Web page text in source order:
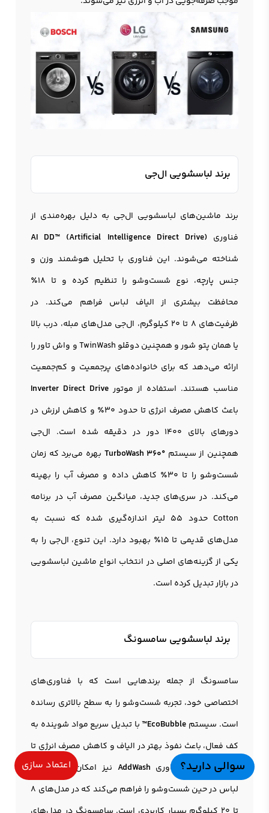
برند لباسشویی ال‌جی
برند ماشین‌های لباسشویی ال‌جی به دلیل بهره‌مندی از
فناوریAI DD™ (Artificial Intelligence Direct Drive)
شناخته می‌شوند. این فناوری با تحلیل هوشمند وزن و
جنس پارچه، نوع شست‌وشو را تنظیم کرده و تا ۱۸٪
محافظت بیشتری از الیاف لباس فراهم می‌کند. در
ظرفیت‌های ۸ تا ۲۰ کیلوگرم، ال‌جی مدل‌های مبله، درب بالا
یا همان پتو شور و همچنین دوقلو TwinWash و واش تاور را
ارائه می‌دهد که برای خانواده‌های پرجمعیت و کم‌جمعیت
مناسب هستند. استفاده از موتورInverter Direct Drive
باعث کاهش مصرف انرژی تا حدود ۳۰٪ و کاهش لرزش در
دورهای بالای ۱۴۰۰ دور در دقیقه شده است. ال‌جی
همچنین از سیستم TurboWash 360° بهره می‌برد که زمان
شست‌وشو را تا ۳۰٪ کاهش داده و مصرف آب را بهینه
می‌کند. در سری‌های جدید، میانگین مصرف آب در برنامه
Cotton حدود ۵۵ لیتر اندازه‌گیری شده که نسبت به
مدل‌های قدیمی تا ۱۵٪ بهبود دارد. این تنوع، ال‌جی را به
یکی از گزینه‌های اصلی در انتخاب انواع ماشین لباسشویی
در بازار تبدیل کرده است.
برند لباسشویی سامسونگ
سامسونگ از جمله برندهایی است که با فناوری‌های
اختصاصی خود، تجربه شست‌وشو را به سطح بالاتری رسانده
است. سیستم EcoBubble™ با تبدیل سریع مواد شوینده به
کف فعال، باعث نفوذ بهتر در الیاف و کاهش مصرف انرژی تا
۲۰٪ می‌شود. فناوری
AddWash نیز امکان اضافه‌کردن
لباس در حین شست‌وشو را فراهم می‌کند که در مدل‌های ۸
سوالی دارید؟ اعتماد سازی